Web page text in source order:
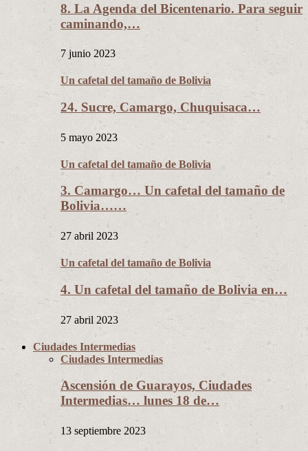
8. La Agenda del Bicentenario. Para seguir
caminando,…
7 junio 2023
Un cafetal del tamaño de Bolivia
24. Sucre, Camargo, Chuquisaca…
5 mayo 2023
Un cafetal del tamaño de Bolivia
3. Camargo… Un cafetal del tamaño de
Bolivia……
27 abril 2023
Un cafetal del tamaño de Bolivia
4. Un cafetal del tamaño de Bolivia en…
27 abril 2023
Ciudades Intermedias
Ciudades Intermedias
Ascensión de Guarayos, Ciudades
Intermedias… lunes 18 de…
13 septiembre 2023